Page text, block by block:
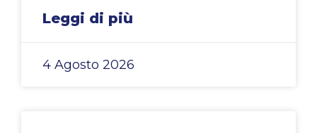
Leggi di più
4 Agosto 2026